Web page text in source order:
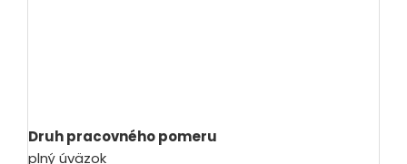
Druh pracovného pomeru
plný úväzok